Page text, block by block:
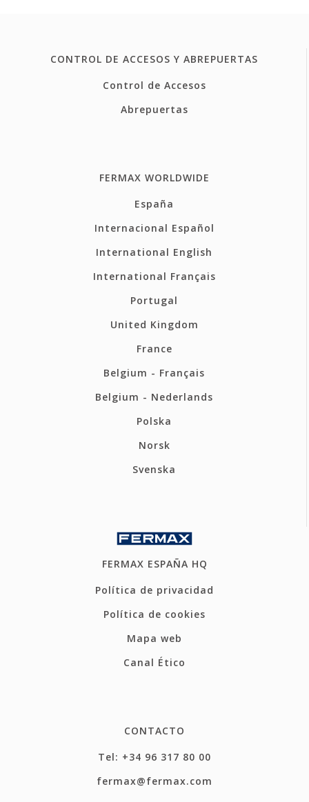
CONTROL DE ACCESOS Y ABREPUERTAS
Control de Accesos
Abrepuertas
FERMAX WORLDWIDE
España
Internacional Español
International English
International Français
Portugal
United Kingdom
France
Belgium - Français
Belgium - Nederlands
Polska
Norsk
Svenska
FERMAX ESPAÑA HQ
Política de privacidad
Política de cookies
Mapa web
Canal Ético
CONTACTO
Tel: +34 96 317 80 00
fermax@fermax.com